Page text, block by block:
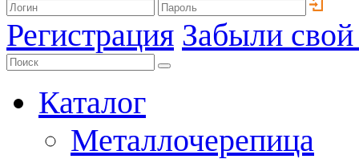
Регистрация Забыли
Каталог
Металлочерепица